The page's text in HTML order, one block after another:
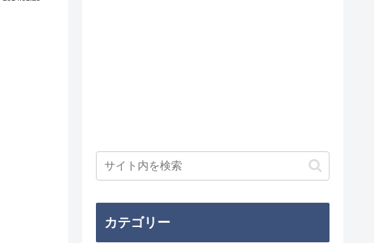
カテゴリー